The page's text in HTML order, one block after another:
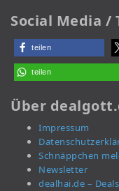
Social Media /
teilen
teilen
Über
Impressum
Schnäppchen
Newsletter
dealhai.de –